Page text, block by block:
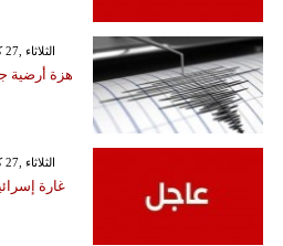
GMT 18:47 2026 الثلاثاء ,27 كانون الثاني / يناير
GMT 08:18 2026 الثلاثاء ,27 كانون الثاني / يناير
غارة